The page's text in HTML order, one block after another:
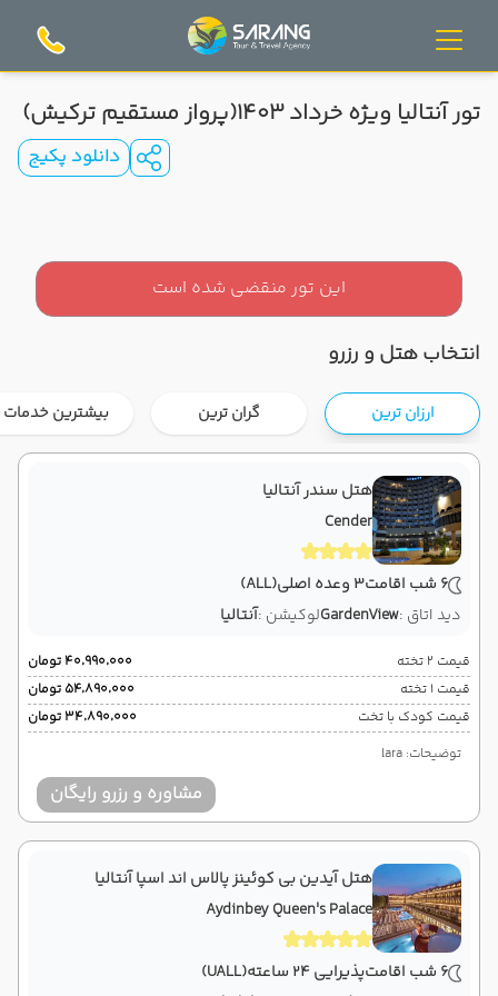
تور آنتالیا ویژه خرداد 1403(پرواز مستقیم ترکیش)
دانلود پکیج
این تور منقضی شده است
انتخاب هتل و رزرو
ارزان ترین گران ترین بیشترین خدمات
هتل سندر آنتالیا
Cender
6 شب اقامت 3 وعده اصلی
(ALL)
دید اتاق :GardenViewلوکیشن :آنتالیا
قیمت 2 تخته
۴۰٬۹۹۰٬۰۰۰ تومان
قیمت 1 تخته
۵۴٬۸۹۰٬۰۰۰ تومان
قیمت کودک با تخت
۳۴٬۸۹۰٬۰۰۰ تومان
توضیحات: lara
مشاوره و رزرو رایگان
هتل آیدین بی کوئینز پالاس اند اسپا آنتالیا
Aydinbey Queen's Palace
6 شب اقامت پذیرایی 24 ساعته
(UALL)